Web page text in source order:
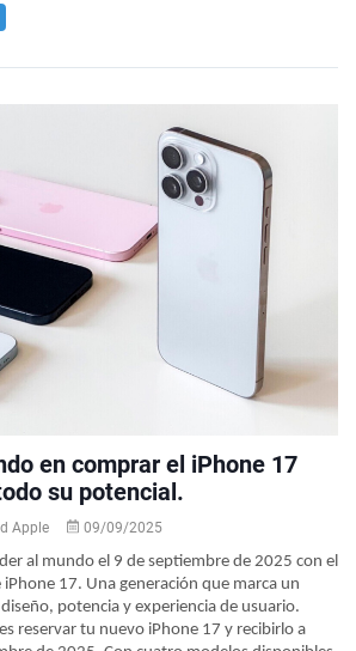
en comprar el iPhone 17
su potencial.
Apple 09/09/2025
al mundo el 9 de septiembre de 2025 con el
iPhone 17. Una generación que marca un
potencia y experiencia de usuario.
reservar tu nuevo iPhone 17 y recibirlo a